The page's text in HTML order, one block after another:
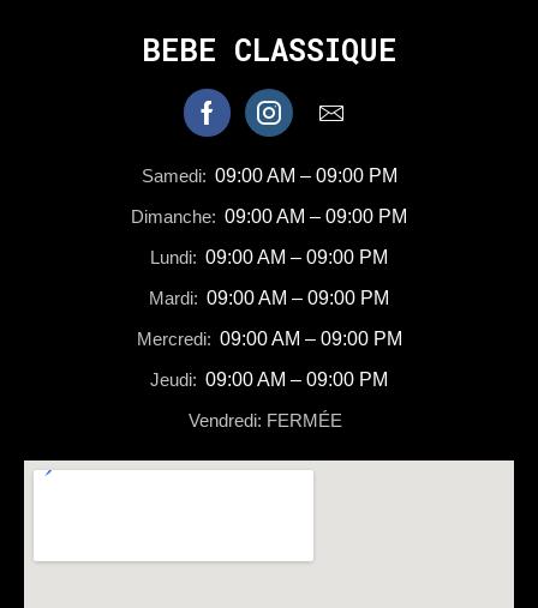
BEBE CLASSIQUE
Samedi: 09:00 AM – 09:00 PM
Dimanche: 09:00 AM – 09:00 PM
Lundi: 09:00 AM – 09:00 PM
Mardi: 09:00 AM – 09:00 PM
Mercredi: 09:00 AM – 09:00 PM
Jeudi: 09:00 AM – 09:00 PM
Vendredi: FERMÉE